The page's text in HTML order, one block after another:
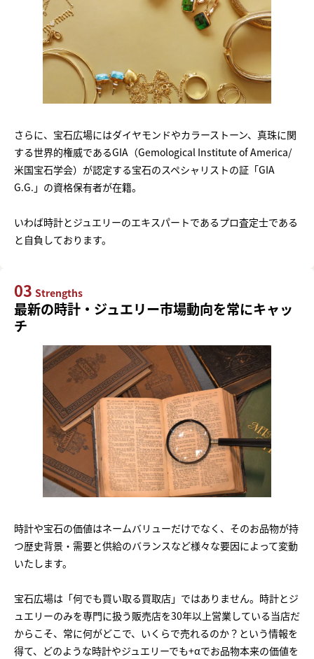
さらに、宝石広場にはダイヤモンドやカラーストーン、真珠に関
する世界的権威であるGIA（Gemological Institute of America/
米国宝石学会）が認定する宝石のスペシャリストの証「GIA
G.G.」の資格保有者が在籍。
いわば時計とジュエリーのエキスパートであるプロ査定士である
と自負しております。
03 Strengths
最新の時計・ジュエリー市場動向を常にキャッ
チ
時計や宝石の価値はネームバリューだけでなく、そのお品物が持
つ歴史背景・需要と供給のバランスなど様々な要因によって変動
いたします。
宝石広場は「何でも買い取る買取店」ではありません。時計とジ
ュエリーのみを専門に扱う販売店を30年以上営業している当店だ
からこそ、常に何がどこで、いくらで売れるのか？という情報を
得て、どのような時計やジュエリーでも+αでお品物本来の価値を